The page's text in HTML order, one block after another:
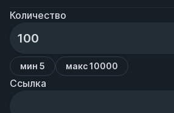
Количество
мин 5 макс 10000
Ссылка